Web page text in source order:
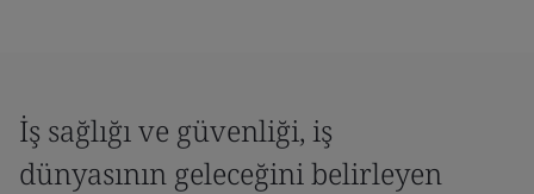
İş sağlığı ve güvenliği, iş
dünyasının geleceğini belirleyen